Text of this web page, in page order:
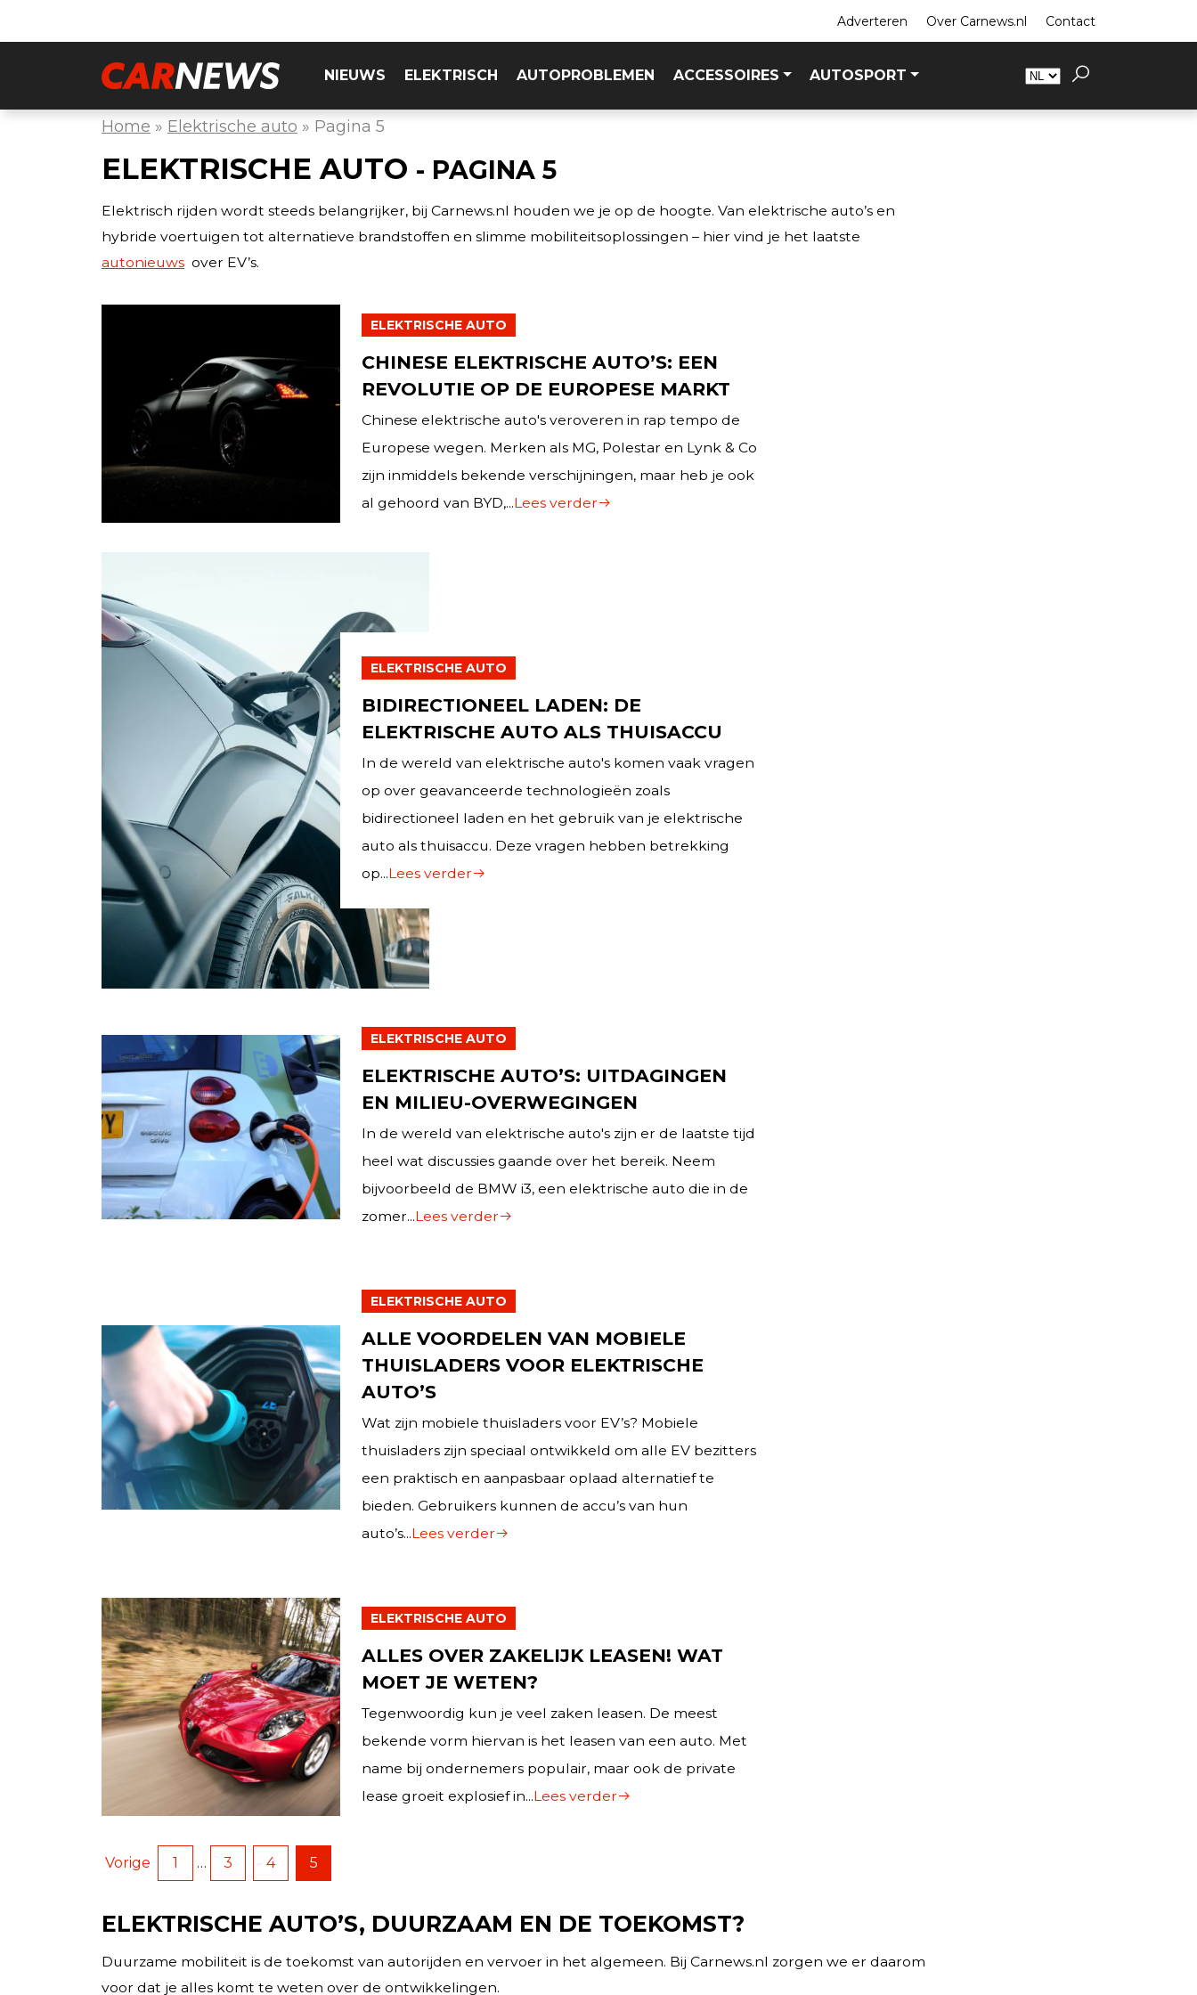
Adverteren Over Carnews.nl Contact
NIEUWS ELEKTRISCH AUTOPROBLEMEN ACCESSOIRES AUTOSPORT
Home » Elektrische auto » Pagina 5
ELEKTRISCHE AUTO - PAGINA 5
Elektrisch rijden wordt steeds belangrijker, bij Carnews.nl houden we je op de hoogte. Van elektrische auto’s en
hybride voertuigen tot alternatieve brandstoffen en slimme mobiliteitsoplossingen – hier vind je het laatste
autonieuws over EV’s.
ELEKTRISCHE AUTO
CHINESE ELEKTRISCHE AUTO’S: EEN
REVOLUTIE OP DE EUROPESE MARKT
Chinese elektrische auto's veroveren in rap tempo de
Europese wegen. Merken als MG, Polestar en Lynk & Co
zijn inmiddels bekende verschijningen, maar heb je ook
al gehoord van BYD,...Lees verder
ELEKTRISCHE AUTO
BIDIRECTIONEEL LADEN: DE
ELEKTRISCHE AUTO ALS THUISACCU
In de wereld van elektrische auto's komen vaak vragen
op over geavanceerde technologieën zoals
bidirectioneel laden en het gebruik van je elektrische
auto als thuisaccu. Deze vragen hebben betrekking
op...Lees verder
ELEKTRISCHE AUTO
ELEKTRISCHE AUTO’S: UITDAGINGEN
EN MILIEU-OVERWEGINGEN
In de wereld van elektrische auto's zijn er de laatste tijd
heel wat discussies gaande over het bereik. Neem
bijvoorbeeld de BMW i3, een elektrische auto die in de
zomer...Lees verder
ELEKTRISCHE AUTO
ALLE VOORDELEN VAN MOBIELE
THUISLADERS VOOR ELEKTRISCHE
AUTO’S
Wat zijn mobiele thuisladers voor EV’s? Mobiele
thuisladers zijn speciaal ontwikkeld om alle EV bezitters
een praktisch en aanpasbaar oplaad alternatief te
bieden. Gebruikers kunnen de accu’s van hun
auto’s...Lees verder
ELEKTRISCHE AUTO
ALLES OVER ZAKELIJK LEASEN! WAT
MOET JE WETEN?
Tegenwoordig kun je veel zaken leasen. De meest
bekende vorm hiervan is het leasen van een auto. Met
name bij ondernemers populair, maar ook de private
lease groeit explosief in...Lees verder
Vorige 1 … 3 4 5
ELEKTRISCHE AUTO’S, DUURZAAM EN DE TOEKOMST?
Duurzame mobiliteit is de toekomst van autorijden en vervoer in het algemeen. Bij Carnews.nl zorgen we er daarom
voor dat je alles komt te weten over de ontwikkelingen.